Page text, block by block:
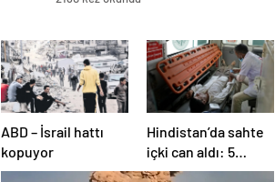
ABD – İsrail hattı
kopuyor
Hindistan’da sahte
içki can aldı: 5
köyde alarm verildi